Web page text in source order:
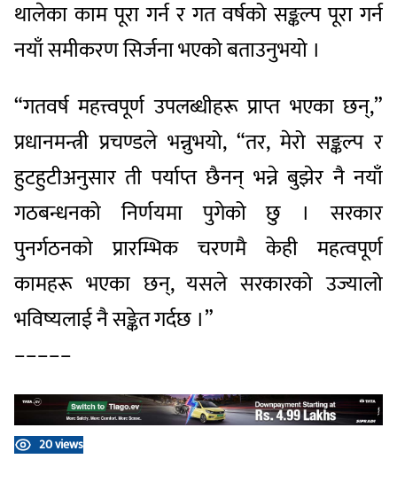
थालेका काम पूरा गर्न र गत वर्षको सङ्कल्प पूरा गर्न
नयाँ समीकरण सिर्जना भएको बताउनुभयो ।
“गतवर्ष महत्त्वपूर्ण उपलब्धीहरू प्राप्त भएका छन्,”
प्रधानमन्त्री प्रचण्डले भन्नुभयो, “तर, मेरो सङ्कल्प र
हुटहुटीअनुसार ती पर्याप्त छैनन् भन्ने बुझेर नै नयाँ
गठबन्धनको निर्णयमा पुगेको छु । सरकार
पुनर्गठनको प्रारम्भिक चरणमै केही महत्वपूर्ण
कामहरू भएका छन्, यसले सरकारको उज्यालो
भविष्यलाई नै सङ्केत गर्दछ ।”
–––––
20 views